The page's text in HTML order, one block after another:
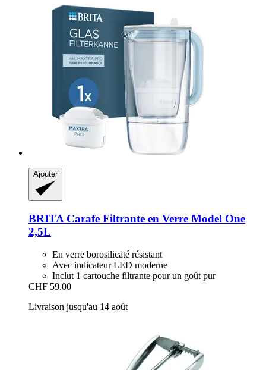
Ajouter
BRITA Carafe Filtrante en Verre Model One
2,5L
En verre borosilicaté résistant
Avec indicateur LED moderne
Inclut 1 cartouche filtrante pour un goût pur
CHF 59.00
Livraison jusqu'au 14 août